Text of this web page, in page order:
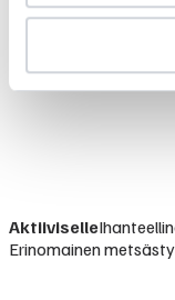
Aktiiviselle
Erinomainen